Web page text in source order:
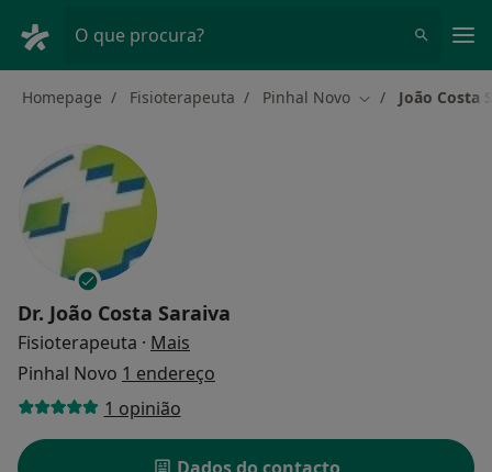
O que procura?
Homepage Fisioterapeuta Pinhal Novo Mudar de cidade
João Costa
Dr. João Costa Saraiva
Fisioterapeuta · Mais
Pinhal Novo 1 endereço
1 opinião